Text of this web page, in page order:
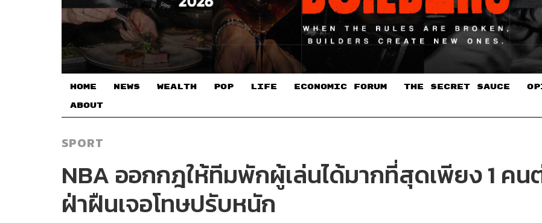
HOME NEWS WEALTH POP LIFE ECONOMIC FORUM THE SECRET SAUCE​
ABOUT
SPORT
NBA ออกกฎให้ทีมพักผู้เล่นได้มากที่สุดเพียง 1 คน
ฝ่าฝืนเจอโทษปรับหนัก